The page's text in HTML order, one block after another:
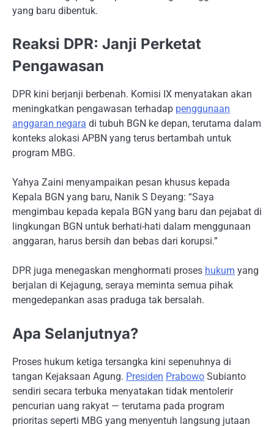
yang baru dibentuk.
Reaksi DPR: Janji Perketat
Pengawasan
DPR kini berjanji berbenah. Komisi IX menyatakan akan
meningkatkan pengawasan terhadap penggunaan
anggaran negara di tubuh BGN ke depan, terutama dalam
konteks alokasi APBN yang terus bertambah untuk
program MBG.
Yahya Zaini menyampaikan pesan khusus kepada
Kepala BGN yang baru, Nanik S Deyang: “Saya
mengimbau kepada kepala BGN yang baru dan pejabat di
lingkungan BGN untuk berhati-hati dalam menggunaan
anggaran, harus bersih dan bebas dari korupsi.”
DPR juga menegaskan menghormati proses hukum yang
berjalan di Kejagung, seraya meminta semua pihak
mengedepankan asas praduga tak bersalah.
Apa Selanjutnya?
Proses hukum ketiga tersangka kini sepenuhnya di
tangan Kejaksaan Agung. Presiden Prabowo Subianto
sendiri secara terbuka menyatakan tidak mentolerir
pencurian uang rakyat — terutama pada program
prioritas seperti MBG yang menyentuh langsung jutaan